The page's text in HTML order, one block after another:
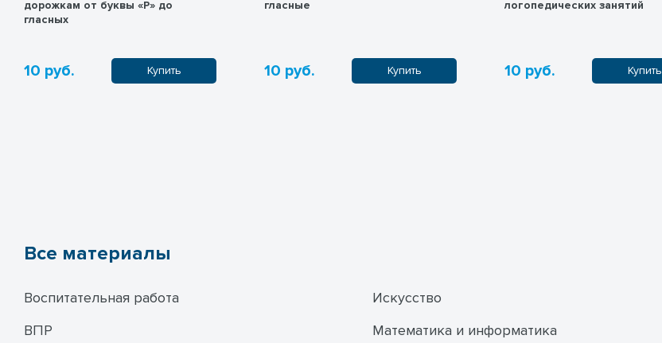
дорожкам от буквы «Р» до
гласных
10 руб. Купить
гласные
10 руб. Купить
логопедических занятий
10 руб. Купить
Все материалы
Воспитательная работа
ВПР
Искусство
Математика и информатика